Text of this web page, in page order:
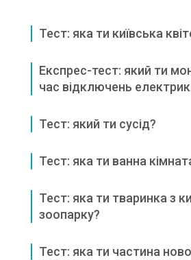
Тест: яка ти київська
Експрес-тест: який ти
час відключень
Тест: який ти сусід?
Тест: яка ти ванна
Тест: яка ти тваринка з
зоопарку?
Тест: яка ти частина